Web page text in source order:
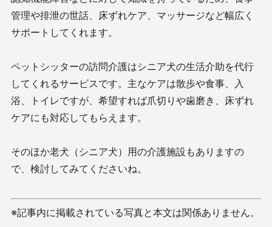
管理や排泄の世話、床ずれケア、マッサージなど幅広く
サポートしてくれます。
ペットシッターの訪問介護はシニア犬の生活介助を代行
してくれるサービスです。主なケアは散歩や食事、入
浴、トイレですが、希望すれば爪切りや歯磨き、床ずれ
ケアにも対応してもらえます。
そのほか老犬（シニア犬）用の介護施設もありますの
で、検討してみてくださいね。
※記事内に掲載されている写真と本文は関係ありません。